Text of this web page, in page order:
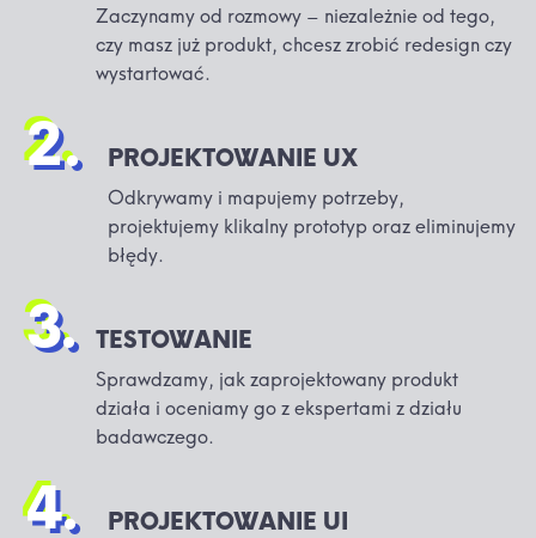
Zaczynamy od rozmowy – niezależnie od tego,
czy masz już produkt, chcesz zrobić redesign czy
wystartować.
2. PROJEKTOWANIE UX
Odkrywamy i mapujemy potrzeby,
projektujemy klikalny prototyp oraz eliminujemy
błędy.
3. TESTOWANIE
Sprawdzamy, jak zaprojektowany produkt
działa i oceniamy go z ekspertami z działu
badawczego.
4. PROJEKTOWANIE UI